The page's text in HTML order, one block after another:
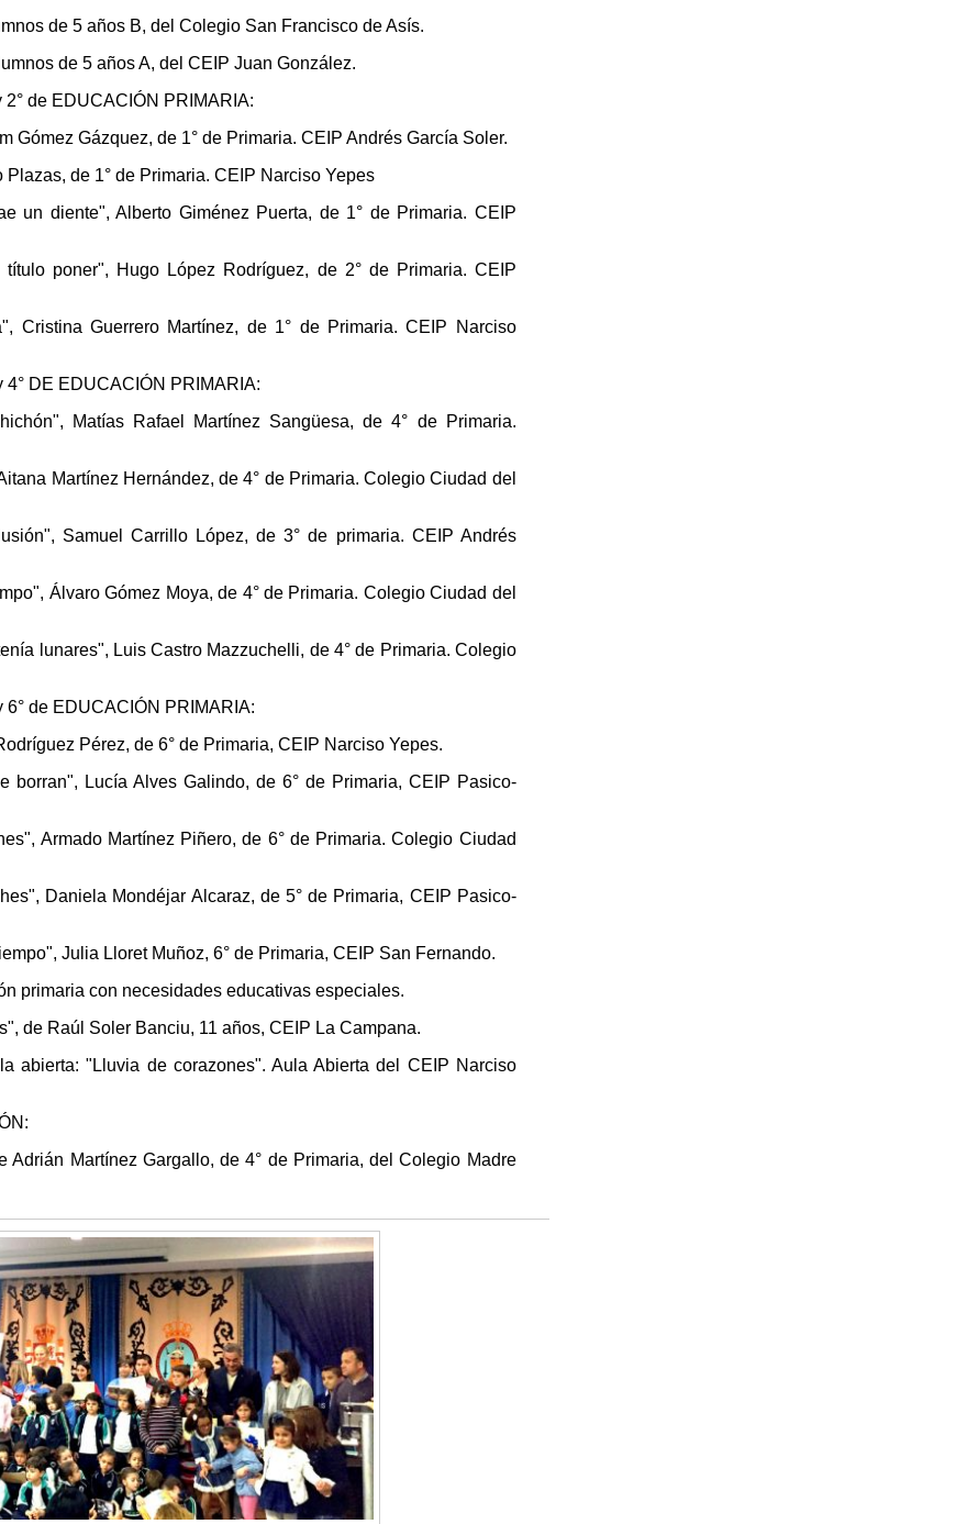
de 5 años B, del Colegio San Francisco de Asís.
de 5 años A, del CEIP Juan González.
de EDUCACIÓN PRIMARIA:
Gómez Gázquez, de 1° de Primaria. CEIP Andrés García Soler.
de 1° de Primaria. CEIP Narciso Yepes
un diente", Alberto Giménez Puerta, de 1° de Primaria. CEIP
poner", Hugo López Rodríguez, de 2° de Primaria. CEIP
Cristina Guerrero Martínez, de 1° de Primaria. CEIP Narciso
4° DE EDUCACIÓN PRIMARIA:
Matías Rafael Martínez Sangüesa, de 4° de Primaria.
Martínez Hernández, de 4° de Primaria. Colegio Ciudad del
Samuel Carrillo López, de 3° de primaria. CEIP Andrés
Álvaro Gómez Moya, de 4° de Primaria. Colegio Ciudad del
lunares", Luis Castro Mazzuchelli, de 4° de Primaria. Colegio
6° de EDUCACIÓN PRIMARIA:
Pérez, de 6° de Primaria, CEIP Narciso Yepes.
borran", Lucía Alves Galindo, de 6° de Primaria, CEIP Pasico-
Armado Martínez Piñero, de 6° de Primaria. Colegio Ciudad
Daniela Mondéjar Alcaraz, de 5° de Primaria, CEIP Pasico-
Julia Lloret Muñoz, 6° de Primaria, CEIP San Fernando.
primaria con necesidades educativas especiales.
de Raúl Soler Banciu, 11 años, CEIP La Campana.
abierta: "Lluvia de corazones". Aula Abierta del CEIP Narciso
Adrián Martínez Gargallo, de 4° de Primaria, del Colegio Madre